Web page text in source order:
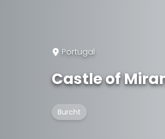
Portugal
Castle of
Burcht